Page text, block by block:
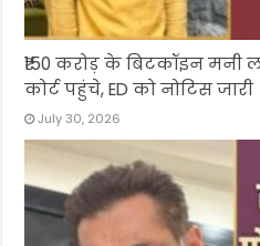
₹150 करोड़ के बिटकॉइन मनी
कोर्ट पहुंचे, ED को नोटिस जारी
July 30, 2026